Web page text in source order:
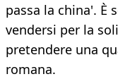
passa la china'. È
vendersi per la
pretendere una
romana.